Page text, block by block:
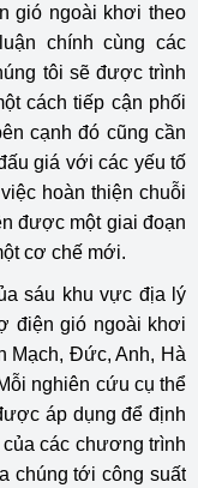
gió ngoài khơi theo
chính cùng các
tôi sẽ được trình
cách tiếp cận phối
cạnh đó cũng cần
giá với các yếu tố
hoàn thiện chuỗi
được một giai đoạn
cơ chế mới.
sáu khu vực địa lý
điện gió ngoài khơi
Mạch, Đức, Anh, Hà
nghiên cứu cụ thể
áp dụng để định
các chương trình
chúng tới công suất